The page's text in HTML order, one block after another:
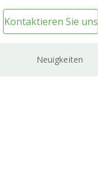
Kontaktieren Sie uns
Neuigkeiten